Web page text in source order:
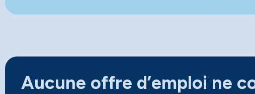
Aucune offre d’emploi ne